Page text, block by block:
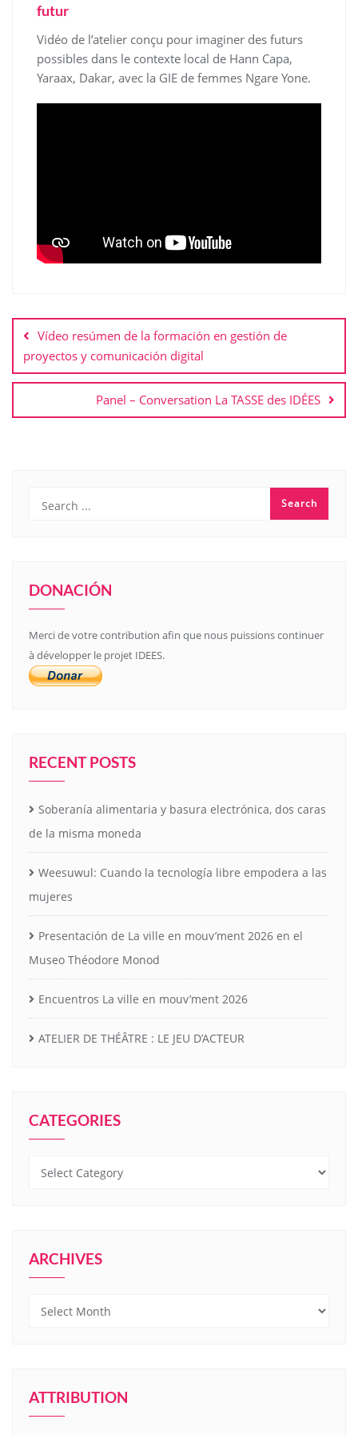
futur
Vidéo de l’atelier conçu pour imaginer des futurs
possibles dans le contexte local de Hann Capa,
Yaraax, Dakar, avec la GIE de femmes Ngare Yone.
navigation
Vídeo resúmen de la formación en gestión de
proyectos y comunicación digital
Panel – Conversation La TASSE des IDÉES
DONACIÓN
Merci de votre contribution afin que nous puissions continuer
à développer le projet IDEES.
RECENT POSTS
Soberanía alimentaria y basura electrónica, dos caras
de la misma moneda
Weesuwul: Cuando la tecnología libre empodera a las
mujeres
Presentación de La ville en mouv’ment 2026 en el
Museo Théodore Monod
Encuentros La ville en mouv’ment 2026
ATELIER DE THÉÂTRE : LE JEU D’ACTEUR
CATEGORIES
Categories
ARCHIVES
Archives
ATTRIBUTION